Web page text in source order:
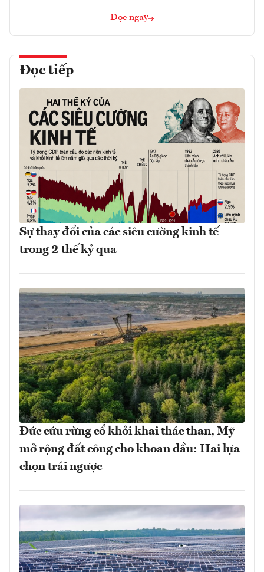
Đọc ngay
Đọc tiếp
Sự thay đổi của các siêu cường kinh tế
trong 2 thế kỷ qua
Đức cứu rừng cổ khỏi khai thác than, Mỹ
mở rộng đất công cho khoan dầu: Hai lựa
chọn trái ngược